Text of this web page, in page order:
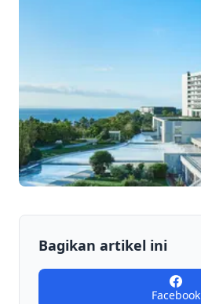
Bagikan artikel ini
Facebook